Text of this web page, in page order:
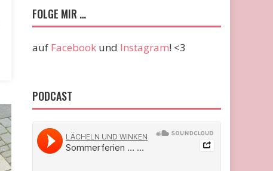
FOLGE MIR …
auf Facebook und Instagram! <3
PODCAST